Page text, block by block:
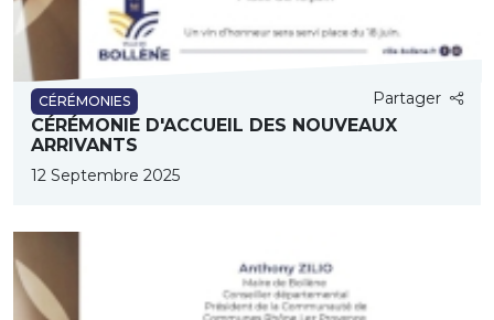
CÉRÉMONIES Partager
CÉRÉMONIE D'ACCUEIL DES NOUVEAUX
ARRIVANTS
12 Septembre 2025